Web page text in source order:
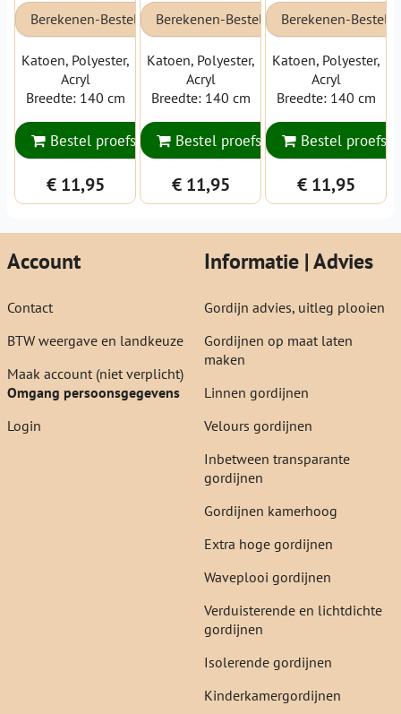
Berekenen-Bestellen
Katoen, Polyester,
Acryl
Breedte: 140 cm
Bestel proefstaal
€ 11,95
Berekenen-Bestellen
Katoen, Polyester,
Acryl
Breedte: 140 cm
Bestel proefstaal
€ 11,95
Berekenen-
Katoen, Polyester,
Acryl
Breedte: 140 cm
Bestel
€ 11,95
Account
Contact
BTW weergave en landkeuze
Maak account (niet verplicht)
Omgang persoonsgegevens
Login
Informatie | Advies
Gordijn advies, uitleg plooien
Gordijnen op maat laten
maken
Linnen gordijnen
Velours gordijnen
Inbetween transparante
gordijnen
Gordijnen kamerhoog
Extra hoge gordijnen
Waveplooi gordijnen
Verduisterende en lichtdichte
gordijnen
Isolerende gordijnen
Kinderkamergordijnen